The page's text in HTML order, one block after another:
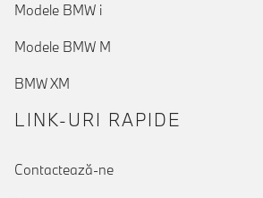
Modele BMW i
Modele BMW M
BMW XM
LINK-URI RAPIDE
Contactează-ne